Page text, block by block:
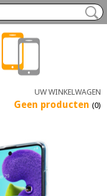
UW WINKELWAGEN
Geen producten (0)